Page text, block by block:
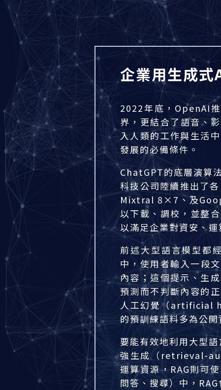
企業用生成式
2022年底，OpenAI
界，更結合了語音、
入人類的工作與生活
發展的必備條件。
ChatGPT的底層演算
科技公司陸續推出了
Mixtral 8×7、及
以下載、調校，並整
以滿足企業對資安、
前述大型語言模型都
中，使用者輸入一段
內容；這個提示、生
預測而不判斷內容的
人工幻覺（artificial
的預訓練語料多為公
要能有效地利用大型
強生成（retrieval-
運算資源，RAG則可
問答、搜尋）中，